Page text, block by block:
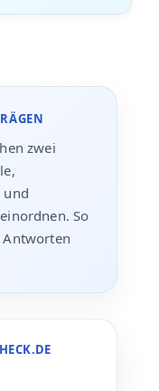
zwei
und
So
Antworten